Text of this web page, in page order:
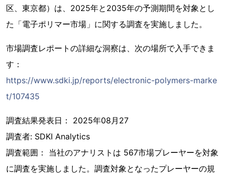
区、東京都）は、2025年と2035年の予測期間を対象とし
た「電子ポリマー市場」に関する調査を実施しました。
市場調査レポートの詳細な洞察は、次の場所で入手できま
す：
https://www.sdki.jp/reports/electronic-polymers-marke
t/107435
調査結果発表日： 2025年08月27
調査者: SDKI Analytics
調査範囲： 当社のアナリストは 567市場プレーヤーを対象
に調査を実施しました。調査対象となったプレーヤーの規